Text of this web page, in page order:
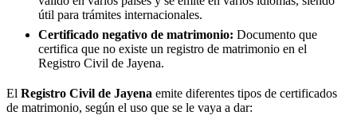
útil para trámites internacionales.
Certificado negativo de matrimonio: Documento que
certifica que no existe un registro de matrimonio en el
Registro Civil de Jayena.
El Registro Civil de Jayena emite diferentes tipos de certificados
de matrimonio, según el uso que se le vaya a dar: